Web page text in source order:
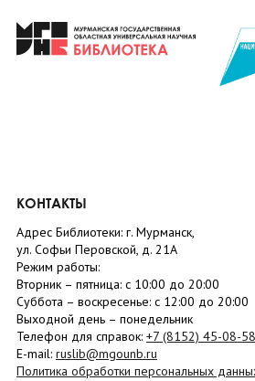
КОНТАКТЫ
Адрес Библиотеки: г. Мурманск,
ул. Софьи Перовской, д. 21А
Режим работы:
Вторник – пятница: с 10:00 до 20:00
Суббота – воскресенье: c 12:00 до 20:00
Выходной день – понедельник
Телефон для справок: +7 (8152) 45-08-58
E-mail: ruslib@mgounb.ru
Политика обработки персональных